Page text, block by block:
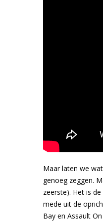
Maar laten we
genoeg zeggen.
zeerste). Het is
mede uit de
Bay en Assault